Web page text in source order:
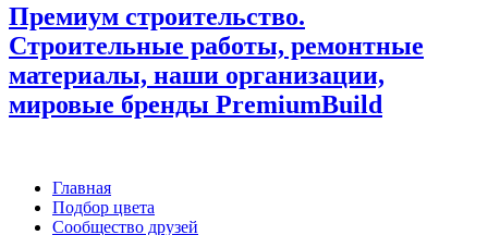
Премиум cтроительство.
Cтроительные работы, ремонтные
материалы, наши организации,
мировые бренды PremiumBuild
Главная
Подбор цвета
Сообщество друзей